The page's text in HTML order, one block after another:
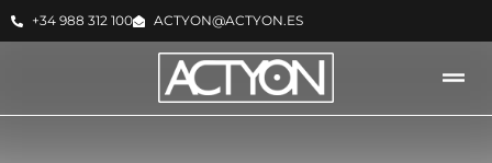
+34 988 312 100 ACTYON@ACTYON.ES